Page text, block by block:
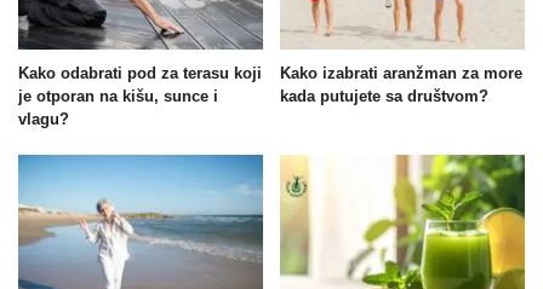
Kako odabrati pod za terasu koji
je otporan na kišu, sunce i
vlagu?
Kako izabrati aranžman za more
kada putujete sa društvom?